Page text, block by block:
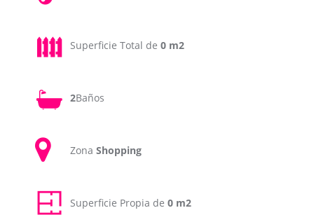
Superficie Total de 0 m2
2Baños
Zona Shopping
Superficie Propia de 0 m2